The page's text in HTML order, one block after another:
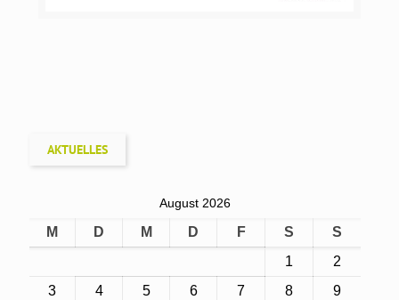
AKTUELLES
August 2026
M D M D F S
S
1
2
3
4 5 6 7 8
9